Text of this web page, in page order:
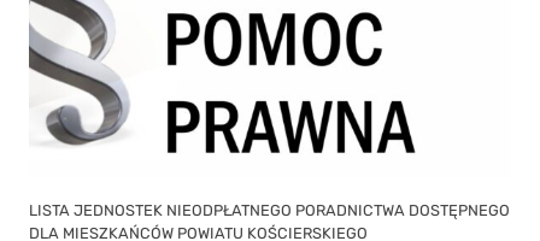
LISTA JEDNOSTEK NIEODPŁATNEGO PORADNICTWA DOSTĘPNEGO
DLA MIESZKAŃCÓW POWIATU KOŚCIERSKIEGO